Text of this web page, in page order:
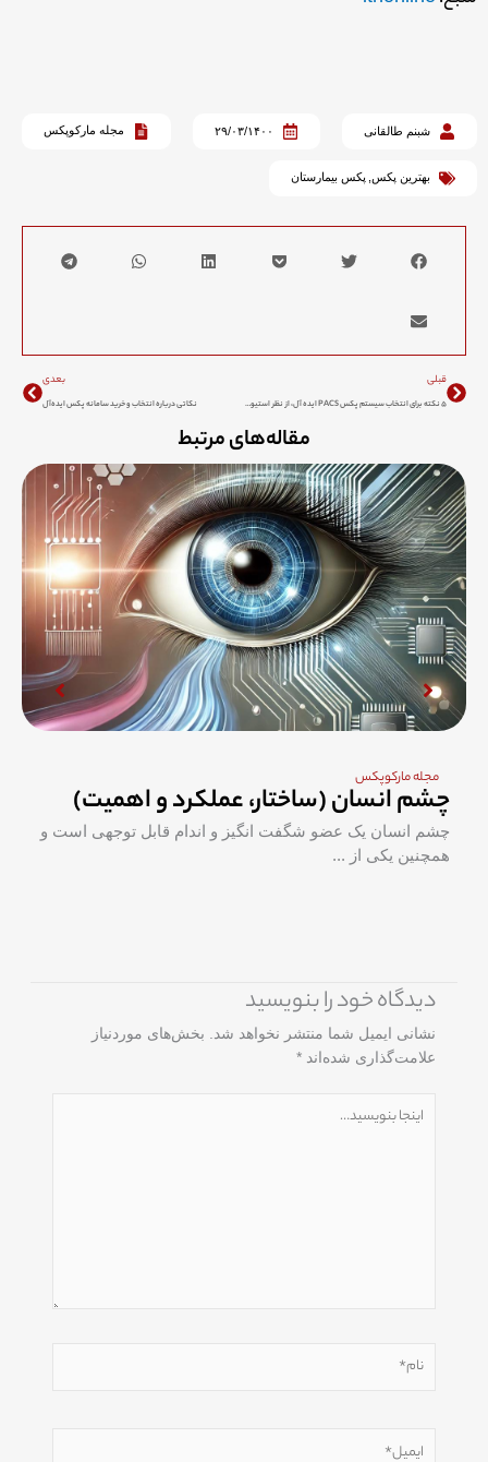
شبنم طالقانی ۲۹/۰۳/۱۴۰۰ مجله مارکوپکس
بهترین پکس, پکس بیمارستان
قبلی
۵ نکته برای انتخاب سیستم پکس PACS ایده آل، از نظر استیو دیتن
بعدی
نکاتی درباره انتخاب و خرید سامانه پکس ایده‌آل
مقاله‌های مرتبط
مجله مارکوپکس
چشم انسان (ساختار، عملکرد و اهمیت)
چشم انسان یک عضو شگفت انگیز و اندام قابل توجهی است و
همچنین یکی از ...
دیدگاه‌ خود را بنویسید
نشانی ایمیل شما منتشر نخواهد شد. بخش‌های موردنیاز
علامت‌گذاری شده‌اند*
بنویسید…